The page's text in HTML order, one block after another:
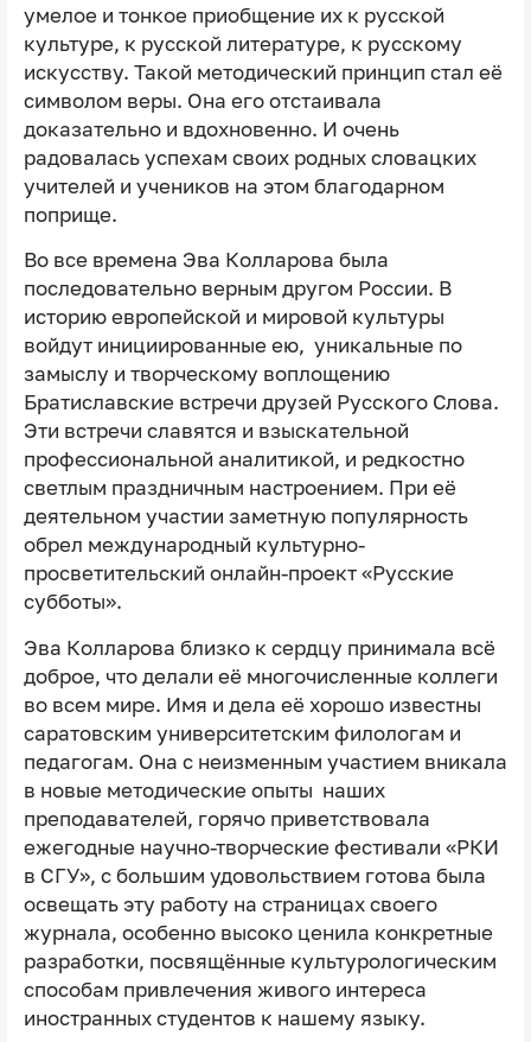
умелое и тонкое приобщение их к русской
культуре, к русской литературе, к русскому
искусству. Такой методический принцип стал её
символом веры. Она его отстаивала
доказательно и вдохновенно. И очень
радовалась успехам своих родных словацких
учителей и учеников на этом благодарном
поприще.
Во все времена Эва Колларова была
последовательно верным другом России. В
историю европейской и мировой культуры
войдут инициированные ею, уникальные по
замыслу и творческому воплощению
Братиславские встречи друзей Русского Слова.
Эти встречи славятся и взыскательной
профессиональной аналитикой, и редкостно
светлым праздничным настроением. При её
деятельном участии заметную популярность
обрел международный культурно-
просветительский онлайн-проект «Русские
субботы».
Эва Колларова близко к сердцу принимала всё
доброе, что делали её многочисленные коллеги
во всем мире. Имя и дела её хорошо известны
саратовским университетским филологам и
педагогам. Она с неизменным участием вникала
в новые методические опыты наших
преподавателей, горячо приветствовала
ежегодные научно-творческие фестивали «РКИ
в СГУ», с большим удовольствием готова была
освещать эту работу на страницах своего
журнала, особенно высоко ценила конкретные
разработки, посвящённые культурологическим
способам привлечения живого интереса
иностранных студентов к нашему языку.